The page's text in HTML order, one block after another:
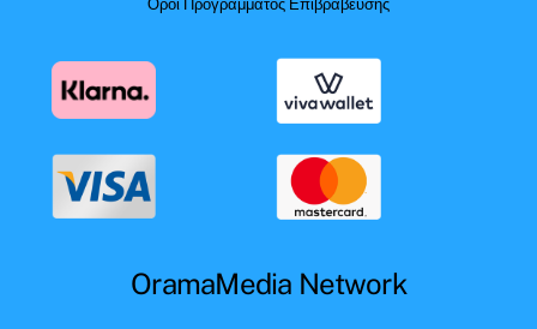
Όροι Προγράμματος Επιβράβευσης
OramaMedia Network